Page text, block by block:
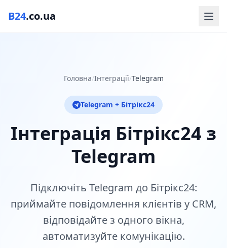
B24.co.ua
Головна/Інтеграції/Telegram
Telegram + Бітрікс24
Інтеграція Бітрікс24 з
Telegram
Підключіть Telegram до Бітрікс24:
приймайте повідомлення клієнтів у CRM,
відповідайте з одного вікна,
автоматизуйте комунікацію.